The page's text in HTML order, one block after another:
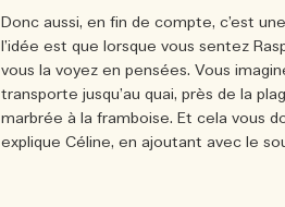
Donc aussi, en fin de compte, c’est
l’idée est que lorsque vous sentez
vous la voyez en pensées. Vous
transporte jusqu’au quai, près de la
marbrée à la framboise. Et cela vous
explique Céline, en ajoutant avec le